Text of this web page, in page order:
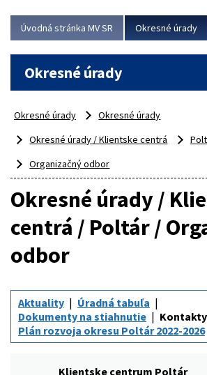
Viac
Úvodná stránka MV SR Okresné úrady
Okresné úrady
Okresné úrady
Okresné úrady
Okresné úrady / Klientske centrá
Organizačný odbor
Okresné úrady /
centrá / Poltár /
odbor
Aktuality
Úradná tabuľa
Dokumenty na stiahnutie
Kontakty
Plán rozvoja okresu Poltár 2022-2026
Klientske centrum Poltár